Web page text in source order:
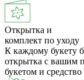
Открытка и
комплект по уходу
К каждому букету
открытка с вашим
букетом и